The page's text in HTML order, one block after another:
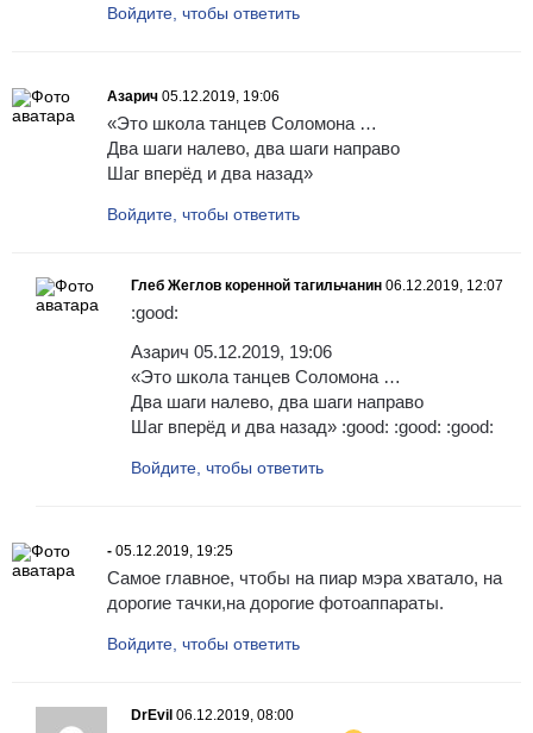
Войдите, чтобы ответить
Азарич 05.12.2019, 19:06
«Это школа танцев Соломона …
Два шаги налево, два шаги направо
Шаг вперёд и два назад»
Войдите, чтобы ответить
Глеб Жеглов коренной тагильчанин 06.12.2019, 12:07
:good:
Азарич 05.12.2019, 19:06
«Это школа танцев Соломона …
Два шаги налево, два шаги направо
Шаг вперёд и два назад» :good: :good: :good:
Войдите, чтобы ответить
- 05.12.2019, 19:25
Самое главное, чтобы на пиар мэра хватало, на
дорогие тачки,на дорогие фотоаппараты.
Войдите, чтобы ответить
DrEvil 06.12.2019, 08:00